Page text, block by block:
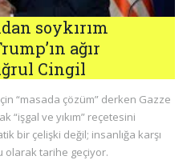
soykırım
ağır
Cingil
“masada çözüm” derken Gazze
“işgal ve yıkım” reçetesini
bir çelişki değil; insanlığa karşı
olarak tarihe geçiyor.